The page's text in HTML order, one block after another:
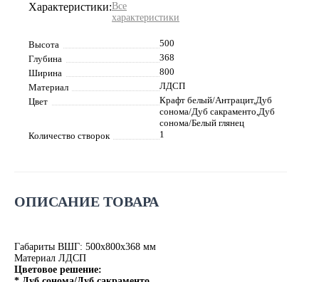
Характеристики:Все
характеристики
Высота
500
Глубина
368
Ширина
800
Материал
ЛДСП
Цвет
Крафт белый/Антрацит,Дуб
сонома/Дуб сакраменто,Дуб
сонома/Белый глянец
Количество створок
1
ОПИСАНИЕ ТОВАРА
Габариты ВШГ: 500х800х368 мм
Материал ЛДСП
Цветовое решение: